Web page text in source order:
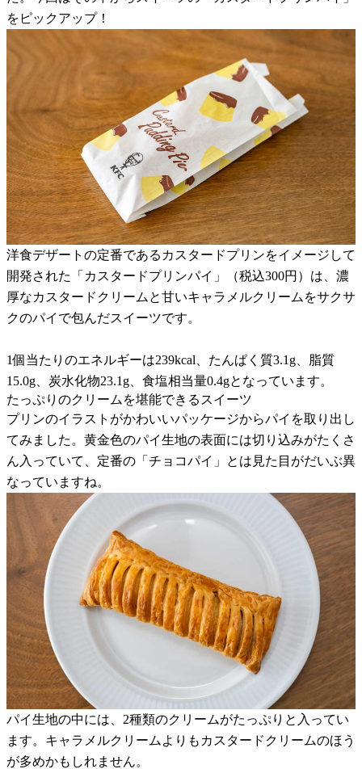
をピックアップ！
洋食デザートの定番であるカスタードプリンをイメージして
開発された「カスタードプリンパイ」（税込300円）は、濃
厚なカスタードクリームと甘いキャラメルクリームをサクサ
クのパイで包んだスイーツです。
1個当たりのエネルギーは239kcal、たんぱく質3.1g、脂質
15.0g、炭水化物23.1g、食塩相当量0.4gとなっています。
たっぷりのクリームを堪能できるスイーツ
プリンのイラストがかわいいパッケージからパイを取り出し
てみました。黄金色のパイ生地の表面には切り込みがたくさ
ん入っていて、定番の「チョコパイ」とは見た目がだいぶ異
なっていますね。
パイ生地の中には、2種類のクリームがたっぷりと入ってい
ます。キャラメルクリームよりもカスタードクリームのほう
が多めかもしれません。